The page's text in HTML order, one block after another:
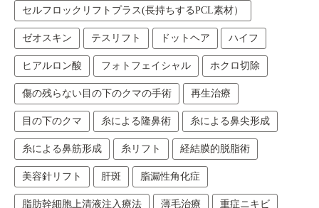
セルフロックリフトプラス(長持ちするPCL素材）
ゼオスキン テスリフト ドットヘア ハイフ
ヒアルロン酸 フォトフェイシャル ホクロ切除
傷の残らない目の下のクマの手術 再生治療
目の下のクマ 糸による隆鼻術 糸による鼻尖形成
糸による鼻筋形成 糸リフト 経結膜的脱脂術
美容針リフト 肝斑 脂漏性角化症
脂肪幹細胞上清液注入療法 薄毛治療 重症ニキビ